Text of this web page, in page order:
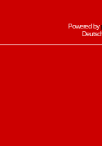
Powered by